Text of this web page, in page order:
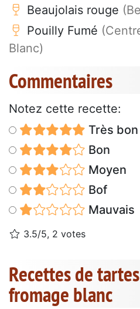
Beaujolais rouge
Pouilly Fumé
Blanc)
Commentaires
Notez cette recette:
Très bon
Bon
Moyen
Bof
Mauvais
3.5/5, 2 votes
Recettes de
fromage blanc